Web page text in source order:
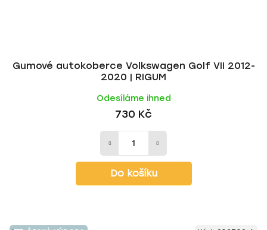
Gumové autokoberce Volkswagen Golf VII 2012-
2020 | RIGUM
Odesíláme ihned
730 Kč
Do košíku